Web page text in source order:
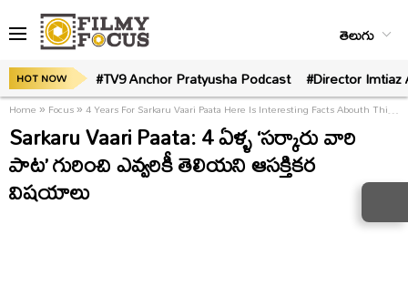
తెలుగు
HOT NOW #TV9 Anchor Pratyusha Podcast #Director
Home» Focus»4 Years For Sarkaru Vaari Paata Here Is Interesting Facts Abouth This Movie
Sarkaru Vaari Paata: 4 ఏళ్ళ ‘సర్కారు వారి
పాట’ గురించి ఎవ్వరికీ తెలియని ఆసక్తికర
విషయాలు